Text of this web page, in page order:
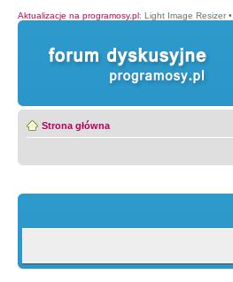
Aktualizacje na programosy.pl: Light Image Resizer •
Strona główna